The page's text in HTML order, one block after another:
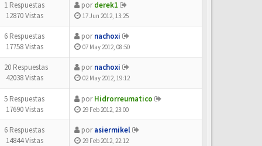
1 Respuestas
12870 Vistas
porderek1
17 Jun 2012, 13:25
6 Respuestas
17758 Vistas
pornachoxi
07 May 2012, 08:50
20 Respuestas
42038 Vistas
pornachoxi
02 May 2012, 19:12
5 Respuestas
17690 Vistas
porHidrorreumatico
29 Feb 2012, 23:00
6 Respuestas
14844 Vistas
porasiermikel
29 Feb 2012, 22:12